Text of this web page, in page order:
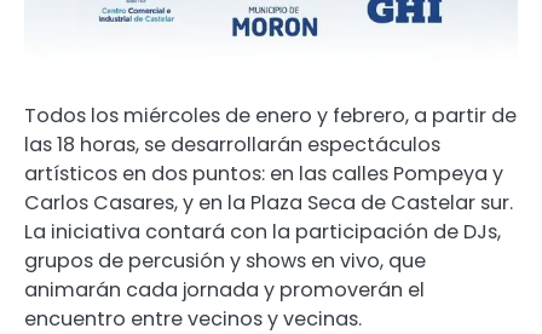
Todos los miércoles de enero y febrero, a partir de
las 18 horas, se desarrollarán espectáculos
artísticos en dos puntos: en las calles Pompeya y
Carlos Casares, y en la Plaza Seca de Castelar sur.
La iniciativa contará con la participación de DJs,
grupos de percusión y shows en vivo, que
animarán cada jornada y promoverán el
encuentro entre vecinos y vecinas.